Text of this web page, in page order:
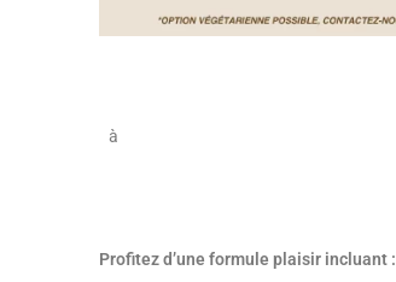
à
Profitez d’une formule plaisir incluant :